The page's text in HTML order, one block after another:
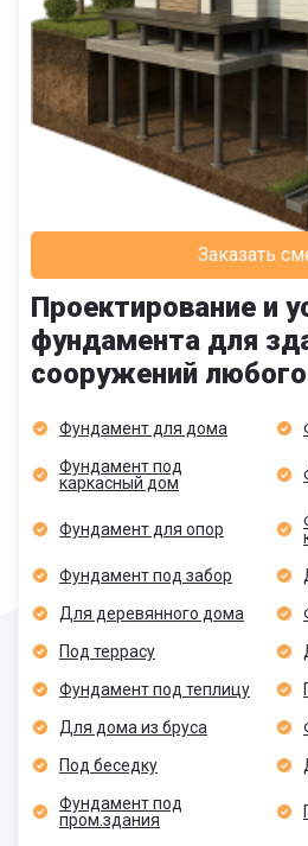
Заказать
Проектирование и
фундамента для
сооружений
Фундамент для дома
Фундамент под
каркасный дом
Фундамент для опор
Фундамент под забор
Для деревянного дома
Под террасу
Фундамент под теплицу
Для дома из бруса
Под беседку
Фундамент под
пром.здания